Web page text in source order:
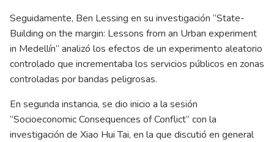
Seguidamente, Ben Lessing en su investigación “State-
Building on the margin: Lessons from an Urban experiment
in Medellín” analizó los efectos de un experimento aleatorio
controlado que incrementaba los servicios públicos en zonas
controladas por bandas peligrosas.
En segunda instancia, se dio inicio a la sesión
“Socioeconomic Consequences of Conflict” con la
investigación de Xiao Hui Tai, en la que discutió en general